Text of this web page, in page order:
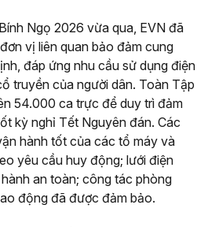
Ngọ 2026 vừa qua, EVN đã
vị liên quan bảo đảm cung
đáp ứng nhu cầu sử dụng điện
truyền của người dân. Toàn Tập
54.000 ca trực để duy trì đảm
kỳ nghỉ Tết Nguyên đán. Các
hành tốt của các tổ máy và
yêu cầu huy động; lưới điện
an toàn; công tác phòng
động đã được đảm bảo.